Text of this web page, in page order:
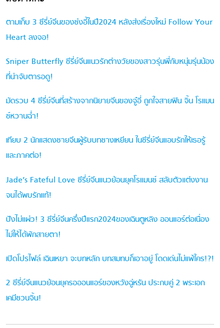
ตามเก็บ 3 ซีรี่ย์จีนของซ่งอี้ในปี2024 หลังส่งเรื่องใหม่ Follow Your
Heart ลงจอ!
Sniper Butterfly ซีรี่ย์จีนแนวรักต่างวัยของสาวรุ่นพี่กับหนุ่มรุ่นน้อง
ที่น่าจับตารอดู!
มัดรวบ 4 ซีรี่ย์จีนที่สร้างจากนิยายจีนของจู๋อี่ ถูกใจสายฟิน จิ้น โรแมน
ซ์หวานฉ่ำ!
เทียบ 2 นักแสดงชายจีนผู้รับบทซางเหยียน ในซีรี่ย์จีนแอบรักให้เธอรู้
และภาคต่อ!
Jade’s Fateful Love ซีรี่ย์จีนแนวย้อนยุคโรแมนซ์ สลับตัวแต่งงาน
จนได้พบรักแท้!
ปังไม่แผ่ว! 3 ซีรี่ย์จีนครึ่งปีแรก2024ของเฉินตูหลิง ออนแอร์ต่อเนื่อง
ไม่ให้ได้พักสายตา!
เปิดโปรไฟล์ เฉินเหยา จะบทหลัก บทสมทบก็เอาอยู่ โดดเด่นไม่แพ้ใคร!?!
2 ซีรี่ย์จีนแนวย้อนยุครอออนแอร์ของหวังฉู่หรัน ประกบคู่ 2 พระเอก
เคมีชวนจิ้น!